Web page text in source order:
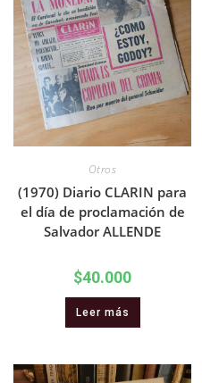
Otros
(1970) Diario CLARIN para
el día de proclamación de
Salvador ALLENDE
$40.000
Leer más